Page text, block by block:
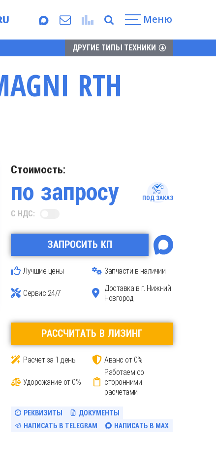
Меню
ДРУГИЕ ТИПЫ ТЕХНИКИ
RTH
Стоимость:
по запросу ПОД ЗАКАЗ
С НДС:
ЗАПРОСИТЬ КП
Лучшие цены Запчасти в наличии
Сервис 24/7 Доставка в г. Нижний
Новгород
РАССЧИТАТЬ В ЛИЗИНГ
Расчет за 1 день Аванс от 0%
Удорожание от 0%
Работаем со
сторонними
расчетами
РЕКВИЗИТЫ
ДОКУМЕНТЫ
НАПИСАТЬ В TELEGRAM
НАПИСАТЬ В MAX